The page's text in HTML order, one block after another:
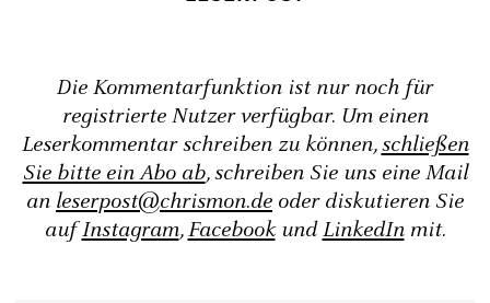
Die Kommentarfunktion ist nur noch für
registrierte Nutzer verfügbar. Um einen
Leserkommentar schreiben zu können,schließen
Sie bitte ein Abo ab, schreiben Sie uns eine Mail
an leserpost@chrismon.de oder diskutieren Sie
aufInstagram,FacebookundLinkedInmit.